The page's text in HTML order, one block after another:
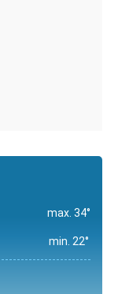
max. 34°
min. 22°